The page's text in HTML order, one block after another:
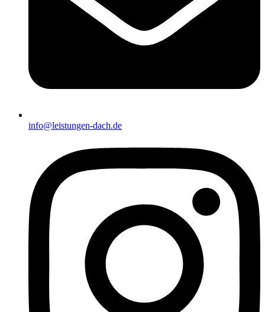
info@leistungen-dach.de